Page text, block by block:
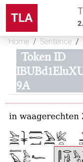
TLA
Home Sentence
Token ID
9A